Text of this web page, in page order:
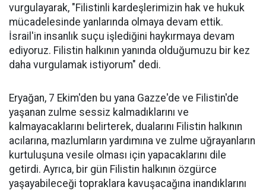
vurgulayarak, "Filistinli kardeşlerimizin hak ve hukuk
mücadelesinde yanlarında olmaya devam ettik.
İsrail'in insanlık suçu işlediğini haykırmaya devam
ediyoruz. Filistin halkının yanında olduğumuzu bir kez
daha vurgulamak istiyorum" dedi.
Eryağan, 7 Ekim'den bu yana Gazze'de ve Filistin'de
yaşanan zulme sessiz kalmadıklarını ve
kalmayacaklarını belirterek, dualarını Filistin halkının
acılarına, mazlumların yardımına ve zulme uğrayanların
kurtuluşuna vesile olması için yapacaklarını dile
getirdi. Ayrıca, bir gün Filistin halkının özgürce
yaşayabileceği topraklara kavuşacağına inandıklarını